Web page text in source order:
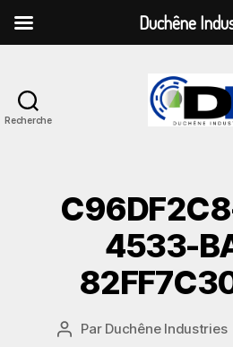
Recherche
4533-
Auteur
Par Duchêne Industries
Duchêne